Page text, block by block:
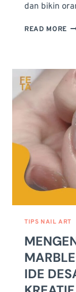
dan bikin
READ MORE
TIPS NAIL ART
IDE